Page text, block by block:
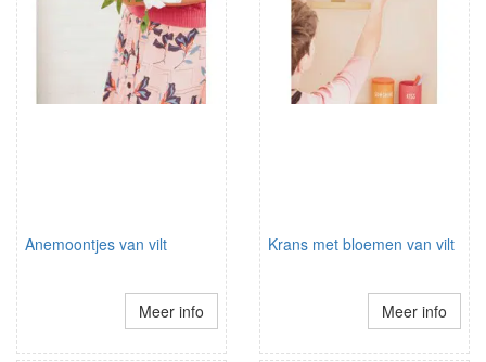
Anemoontjes van vilt
Meer info
Krans met bloemen van vilt
Meer info